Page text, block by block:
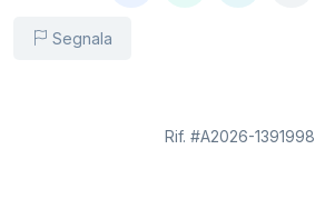
Segnala
Rif. #A2026-1391998